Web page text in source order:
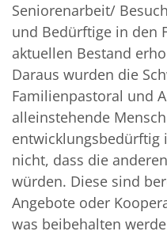
Seniorenarbeit/
und Bedürftige in den
aktuellen Bestand
Daraus wurden die
Familienpastoral und
alleinstehende
entwicklungsbedürftig
nicht, dass die
würden. Diese sind
Angebote oder
was beibehalten